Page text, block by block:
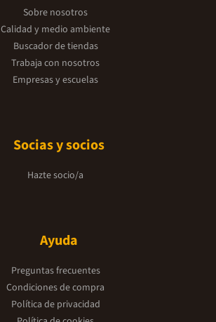
Sobre nosotros
Calidad y medio ambiente
Buscador de tiendas
Trabaja con nosotros
Empresas y escuelas
Socias y socios
Hazte socio/a
Ayuda
Preguntas frecuentes
Condiciones de compra
Política de privacidad